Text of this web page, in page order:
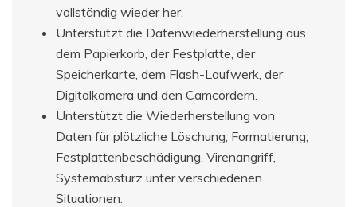
vollständig wieder her.
Unterstützt die Datenwiederherstellung aus
dem Papierkorb, der Festplatte, der
Speicherkarte, dem Flash-Laufwerk, der
Digitalkamera und den Camcordern.
Unterstützt die Wiederherstellung von
Daten für plötzliche Löschung, Formatierung,
Festplattenbeschädigung, Virenangriff,
Systemabsturz unter verschiedenen
Situationen.